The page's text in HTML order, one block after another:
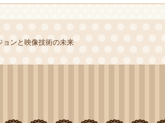
ョンと映像技術の未来